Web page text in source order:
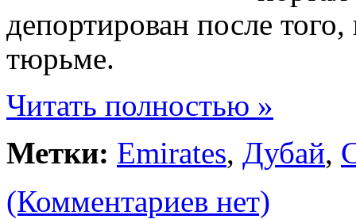
депортирован после
тюрьме.
Читать полностью »
Метки: Emirates, Дубай,
(Комментариев нет)